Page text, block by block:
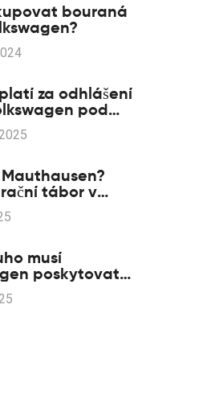
bouraná
za odhlášení
pod
tábor v
čísla, historie a
dnes
musí
poskytovat
díly?